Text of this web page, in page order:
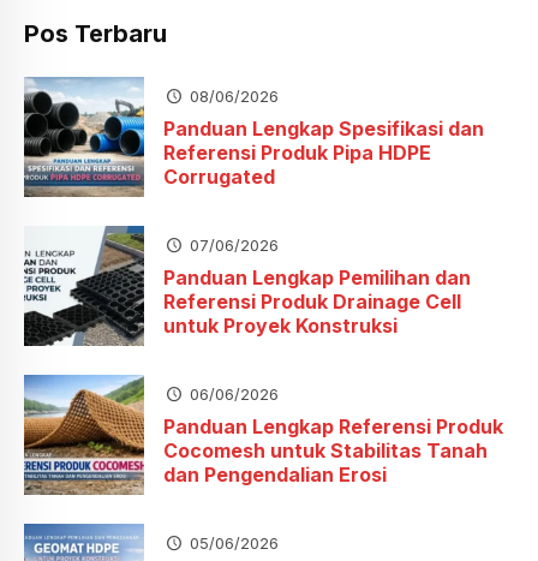
Pos Terbaru
08/06/2026
Panduan Lengkap Spesifikasi dan
Referensi Produk Pipa HDPE
Corrugated
07/06/2026
Panduan Lengkap Pemilihan dan
Referensi Produk Drainage Cell
untuk Proyek Konstruksi
06/06/2026
Panduan Lengkap Referensi Produk
Cocomesh untuk Stabilitas Tanah
dan Pengendalian Erosi
05/06/2026